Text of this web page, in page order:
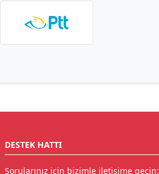
DESTEK HATTI
Sorularınız için bizimle iletişime geçin: